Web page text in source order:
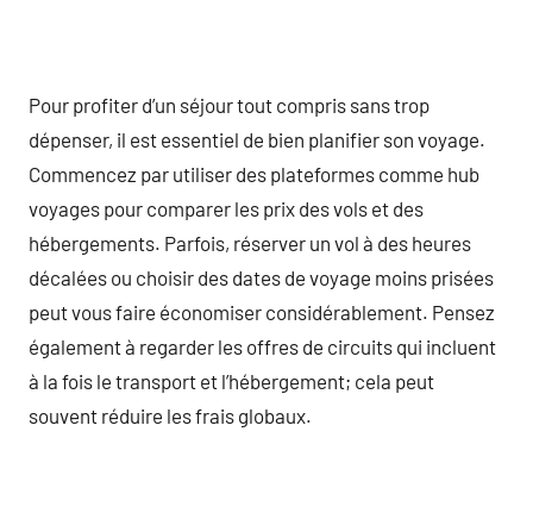
Pour profiter d’un séjour tout compris sans trop
dépenser, il est essentiel de bien planifier son voyage.
Commencez par utiliser des plateformes comme hub
voyages pour comparer les prix des vols et des
hébergements. Parfois, réserver un vol à des heures
décalées ou choisir des dates de voyage moins prisées
peut vous faire économiser considérablement. Pensez
également à regarder les offres de circuits qui incluent
à la fois le transport et l’hébergement; cela peut
souvent réduire les frais globaux.